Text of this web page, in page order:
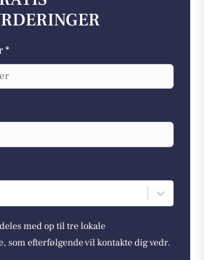
*
med op til tre lokale
som efterfølgende vil kontakte dig vedr.